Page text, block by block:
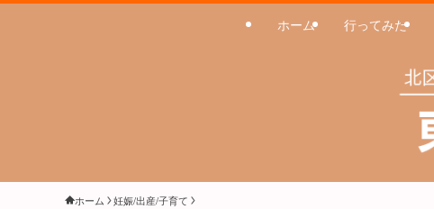
ホーム 行ってみた
ホーム 妊娠/出産/子育て